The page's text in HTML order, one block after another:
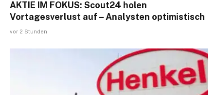
AKTIE IM FOKUS: Scout24 holen
Vortagesverlust auf – Analysten optimistisch
vor 2 Stunden